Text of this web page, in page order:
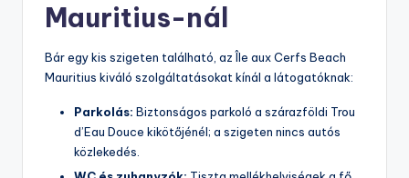
Mauritius-nál
Bár egy kis szigeten található, az Île aux Cerfs Beach
Mauritius kiváló szolgáltatásokat kínál a látogatóknak:
Parkolás: Biztonságos parkoló a szárazföldi Trou
d’Eau Douce kikötőjénél; a szigeten nincs autós
közlekedés.